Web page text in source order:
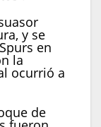
y se
en
la
ocurrió a
de